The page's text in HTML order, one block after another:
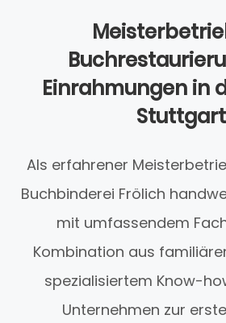
Einrahmungen in
Stuttgart
Als erfahrener
Buchbinderei Frölich
mit umfassendem
Kombination aus
spezialisiertem Know-
Unternehmen zur